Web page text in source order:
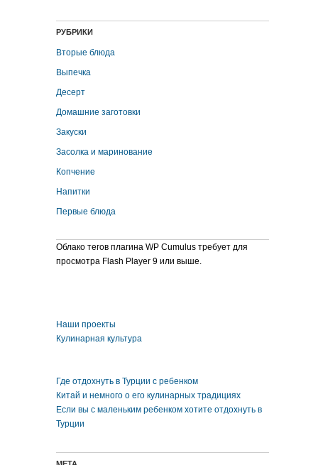
РУБРИКИ
Вторые блюда
Выпечка
Десерт
Домашние заготовки
Закуски
Засолка и маринование
Копчение
Напитки
Первые блюда
Облако тегов плагина WP Cumulus требует для
просмотра Flash Player 9 или выше.
Наши проекты
Кулинарная культура
Где отдохнуть в Турции с ребенком
Китай и немного о его кулинарных традициях
Если вы с маленьким ребенком хотите отдохнуть в
Турции